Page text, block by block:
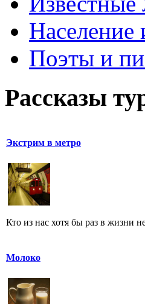
Население
Поэты и
Рассказы
Экстрим в метро
Кто из нас хотя бы раз в жизни
Молоко